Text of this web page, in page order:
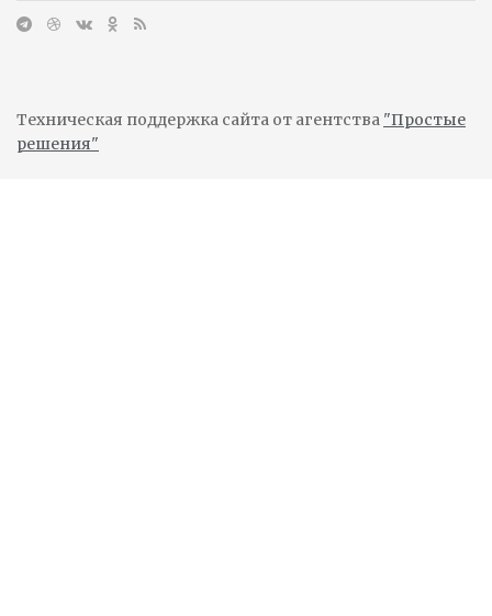
Техническая поддержка сайта от агентства "Простые
решения"